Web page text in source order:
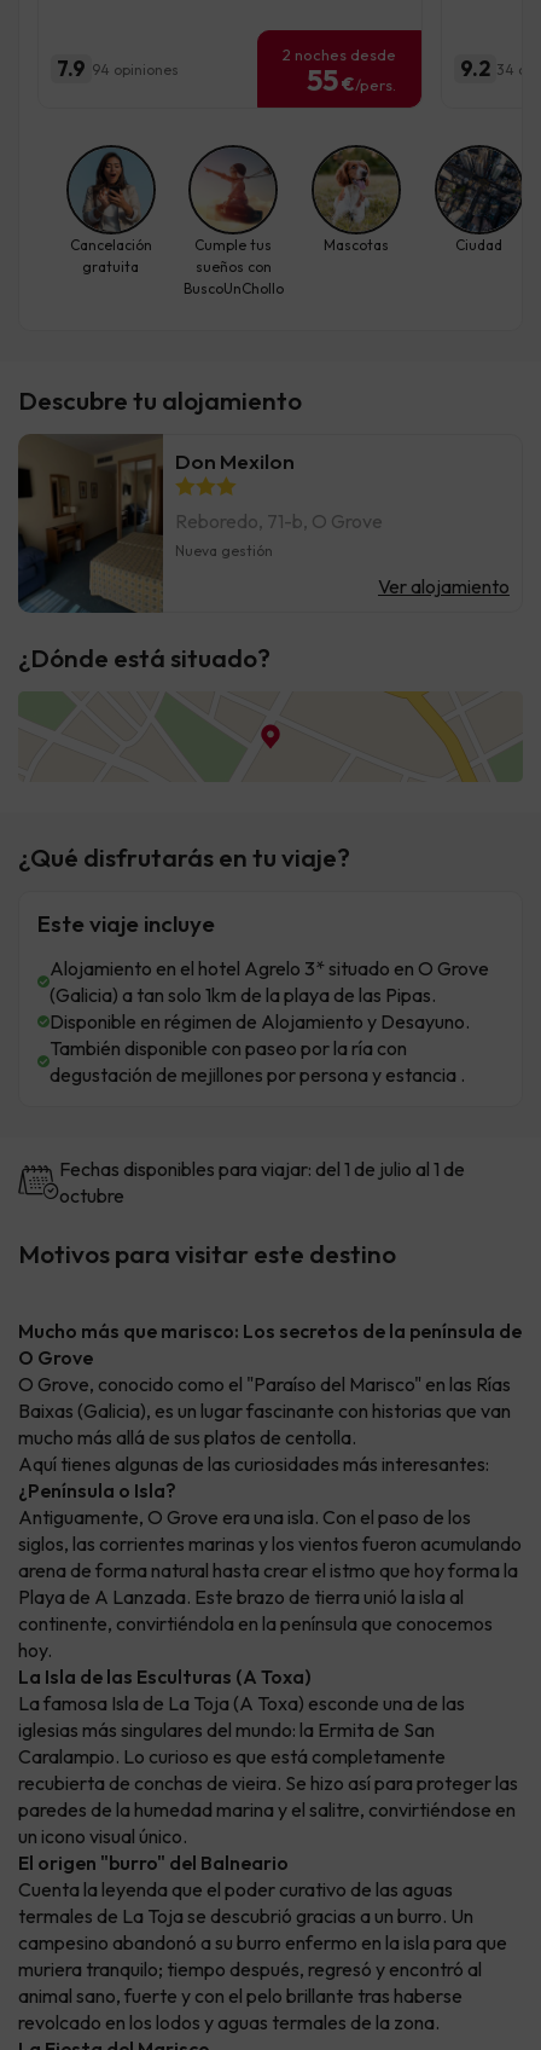
Descubre tu alojamiento
Don Mexilon
Reboredo, 71-b, O Grove
Nueva gestión
Ver alojamiento
¿Dónde está situado?
¿Qué disfrutarás en tu viaje?
Este viaje incluye
Alojamiento en el hotel Agrelo 3* situado en O Grove
(Galicia) a tan solo 1km de la playa de las Pipas.
Disponible en régimen de Alojamiento y Desayuno.
También disponible con paseo por la ría con
degustación de mejillones por persona y estancia .
Fechas disponibles para viajar: del 1 de julio al 1 de
octubre
Motivos para visitar este destino
Mucho más que marisco: Los secretos de la península de
O Grove
O Grove, conocido como el "Paraíso del Marisco" en las Rías
Baixas (Galicia), es un lugar fascinante con historias que van
mucho más allá de sus platos de centolla.
Aquí tienes algunas de las curiosidades más interesantes:
¿Península o Isla?
Antiguamente, O Grove era una isla. Con el paso de los
siglos, las corrientes marinas y los vientos fueron acumulando
arena de forma natural hasta crear el istmo que hoy forma la
Playa de A Lanzada. Este brazo de tierra unió la isla al
continente, convirtiéndola en la península que conocemos
hoy.
La Isla de las Esculturas (A Toxa)
La famosa Isla de La Toja (A Toxa) esconde una de las
iglesias más singulares del mundo: la Ermita de San
Caralampio. Lo curioso es que está completamente
recubierta de conchas de vieira. Se hizo así para proteger las
paredes de la humedad marina y el salitre, convirtiéndose en
un icono visual único.
El origen "burro" del Balneario
Cuenta la leyenda que el poder curativo de las aguas
termales de La Toja se descubrió gracias a un burro. Un
campesino abandonó a su burro enfermo en la isla para que
muriera tranquilo; tiempo después, regresó y encontró al
animal sano, fuerte y con el pelo brillante tras haberse
revolcado en los lodos y aguas termales de la zona.
7.9 94 opiniones
2 noches desde
55€/pers.
9.2 34
Cancelación
gratuita
Cumple tus
sueños con
BuscoUnChollo
Mascotas Ciudad